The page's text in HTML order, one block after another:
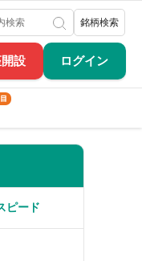
設 ログイン
銘柄検索
ピード